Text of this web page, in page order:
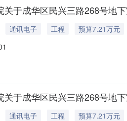
关于成华区民兴三路268号地
通讯电子 工程
预算7.21万元
关于成华区民兴三路268号地
通讯电子 工程
预算7.21万元